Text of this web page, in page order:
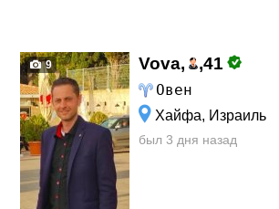
9 Vova, ,41
Овен
Хайфа, Израиль
был 3 дня назад